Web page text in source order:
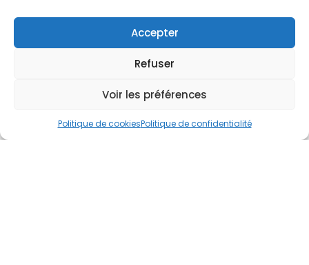
Accepter
Refuser
Voir les préférences
Politique de cookiesPolitique de confidentialité